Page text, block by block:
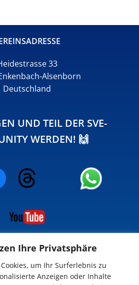
Ihre Privatsphäre
um Ihr Surferlebnis zu
Anzeigen oder Inhalte
33
Alsenborn
Deutschland
UND TEIL DER SVE-
WERDEN! 🙌
INFOS